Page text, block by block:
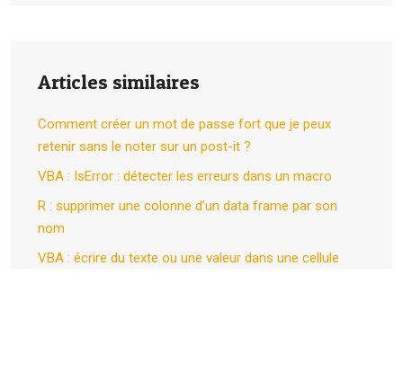
Articles similaires
Comment créer un mot de passe fort que je peux
retenir sans le noter sur un post-it ?
VBA : IsError : détecter les erreurs dans un macro
R : supprimer une colonne d’un data frame par son
nom
VBA : écrire du texte ou une valeur dans une cellule